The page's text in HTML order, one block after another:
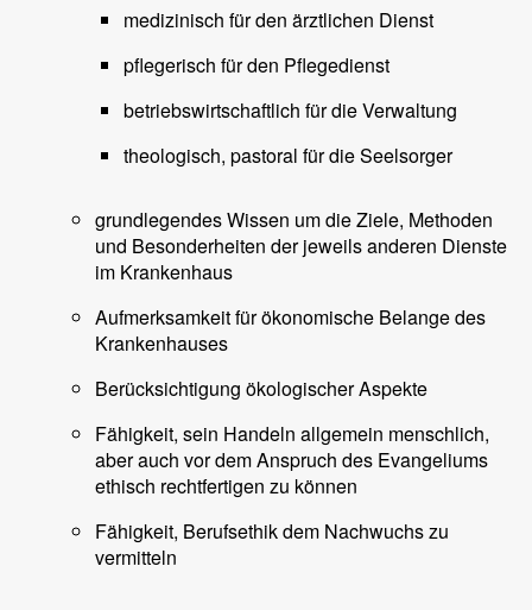
medizinisch für den ärztlichen Dienst
pflegerisch für den Pflegedienst
betriebswirtschaftlich für die Verwaltung
theologisch, pastoral für die Seelsorger
grundlegendes Wissen um die Ziele, Methoden
und Besonderheiten der jeweils anderen Dienste
im Krankenhaus
Aufmerksamkeit für ökonomische Belange des
Krankenhauses
Berücksichtigung ökologischer Aspekte
Fähigkeit, sein Handeln allgemein menschlich,
aber auch vor dem Anspruch des Evangeliums
ethisch rechtfertigen zu können
Fähigkeit, Berufsethik dem Nachwuchs zu
vermitteln